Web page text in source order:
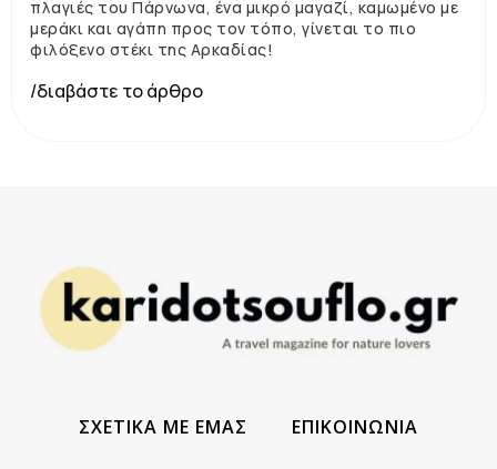
πλαγιές του Πάρνωνα, ένα μικρό μαγαζί, καμωμένο με
μεράκι και αγάπη προς τον τόπο, γίνεται το πιο
φιλόξενο στέκι της Αρκαδίας!
/διαβάστε το άρθρο
ΣΧΕΤΙΚΑ ΜΕ ΕΜΑΣ ΕΠΙΚΟΙΝΩΝΙΑ